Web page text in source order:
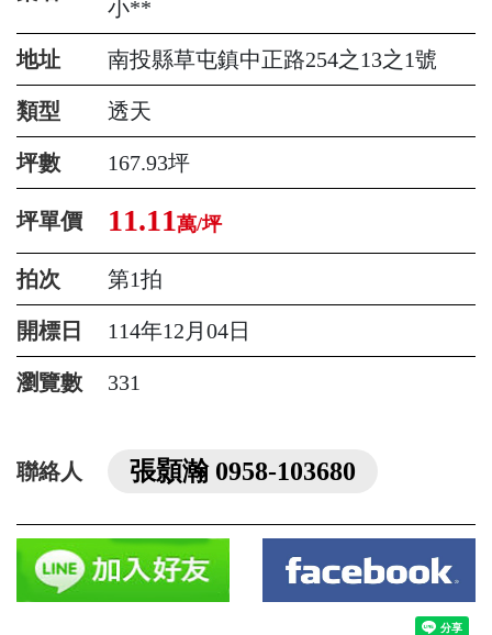
小**
地址 南投縣草屯鎮中正路254之13之1號
類型 透天
坪數 167.93坪
坪單價 11.11萬/坪
拍次 第1拍
開標日 114年12月04日
瀏覽數 331
聯絡人 張顥瀚 0958-103680